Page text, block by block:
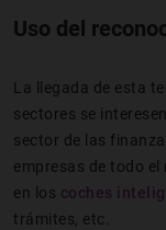
Uso del
La llegada de esta
sectores se
sector de las
empresas de todo
en los coches
trámites, etc.